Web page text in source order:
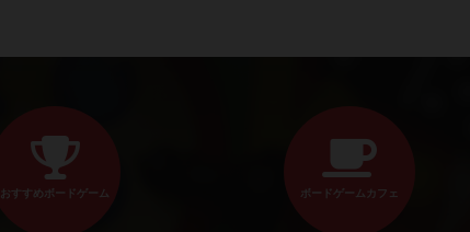
おすすめボードゲーム ボードゲームカフェ